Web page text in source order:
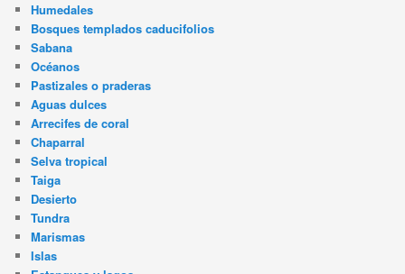
Humedales
Bosques templados caducifolios
Sabana
Océanos
Pastizales o praderas
Aguas dulces
Arrecifes de coral
Chaparral
Selva tropical
Taiga
Desierto
Tundra
Marismas
Islas